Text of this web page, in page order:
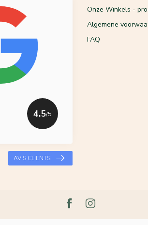
4.5/5
AVIS CLIENTS
Onze Winkels -
Algemene
FAQ